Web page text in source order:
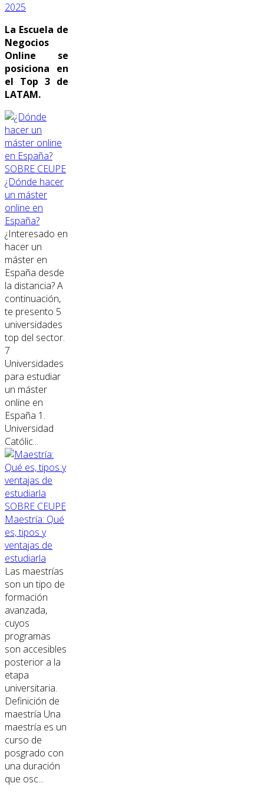
2025
La Escuela de
Negocios
Online se
posiciona en
el Top 3 de
LATAM.
SOBRE CEUPE
¿Dónde hacer
un máster
online en
España?
¿Interesado en
hacer un
máster en
España desde
la distancia? A
continuación,
te presento 5
universidades
top del sector.
7
Universidades
para estudiar
un máster
online en
España 1.
Universidad
Católic...
SOBRE CEUPE
Maestría: Qué
es, tipos y
ventajas de
estudiarla
Las maestrías
son un tipo de
formación
avanzada,
cuyos
programas
son accesibles
posterior a la
etapa
universitaria.
Definición de
maestría Una
maestría es un
curso de
posgrado con
una duración
que osc...